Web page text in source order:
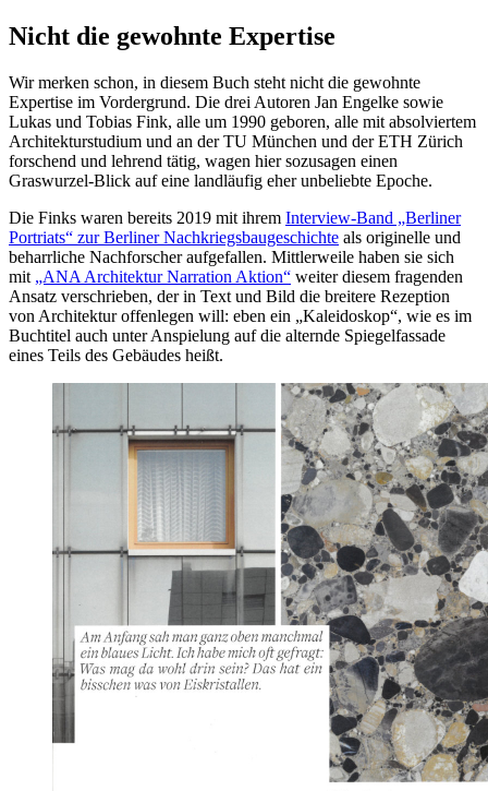
Nicht die gewohnte Expertise
Wir merken schon, in diesem Buch steht nicht die gewohnte
Expertise im Vordergrund. Die drei Autoren Jan Engelke sowie
Lukas und Tobias Fink, alle um 1990 geboren, alle mit absolviertem
Architekturstudium und an der TU München und der ETH Zürich
forschend und lehrend tätig, wagen hier sozusagen einen
Graswurzel-Blick auf eine landläufig eher unbeliebte Epoche.
Die Finks waren bereits 2019 mit ihrem Interview-Band „Berliner
Portriats“ zur Berliner Nachkriegsbaugeschichte als originelle und
beharrliche Nachforscher aufgefallen. Mittlerweile haben sie sich
mit „ANA Architektur Narration Aktion“ weiter diesem fragenden
Ansatz verschrieben, der in Text und Bild die breitere Rezeption
von Architektur offenlegen will: eben ein „Kaleidoskop“, wie es im
Buchtitel auch unter Anspielung auf die alternde Spiegelfassade
eines Teils des Gebäudes heißt.